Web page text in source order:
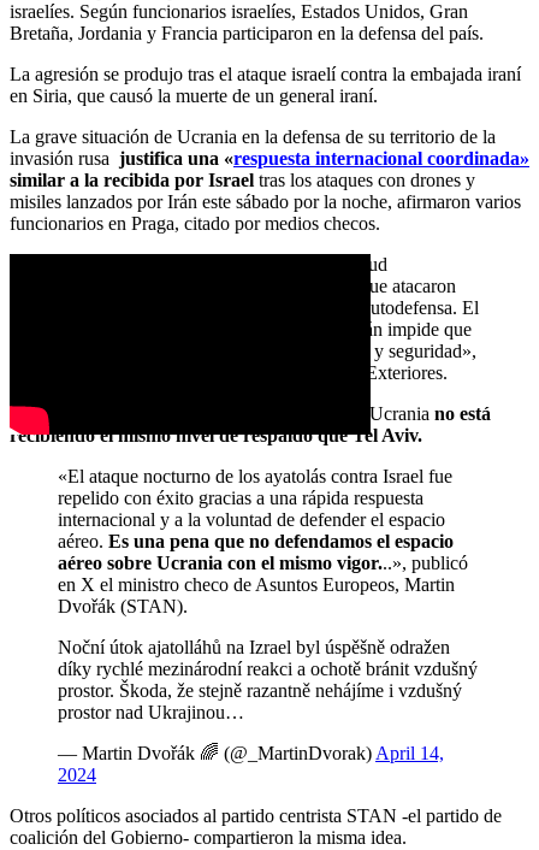
israelíes. Según funcionarios israelíes, Estados Unidos, Gran
Bretaña, Jordania y Francia participaron en la defensa del país.
La agresión se produjo tras el ataque israelí contra la embajada iraní
en Siria, que causó la muerte de un general iraní.
La grave situación de Ucrania en la defensa de su territorio de la
invasión rusa justifica una «respuesta internacional coordinada»
similar a la recibida por Israel tras los ataques con drones y
misiles lanzados por Irán este sábado por la noche, afirmaron varios
funcionarios en Praga, citado por medios checos.
«Chequia condena enérgicamente la actitud
desestabilizadora de Irán y sus aliados, que atacaron
Israel. Reiteramos el derecho israelí a la autodefensa. El
constante comportamiento agresivo de Irán impide que
la región de Oriente Próximo viva en paz y seguridad»,
comentó el Ministerio checo de Asuntos Exteriores.
Sin embargo, varios políticos checos creen que Ucrania no está
recibiendo el mismo nivel de respaldo que Tel Aviv.
«El ataque nocturno de los ayatolás contra Israel fue
repelido con éxito gracias a una rápida respuesta
internacional y a la voluntad de defender el espacio
aéreo. Es una pena que no defendamos el espacio
aéreo sobre Ucrania con el mismo vigor...», publicó
en X el ministro checo de Asuntos Europeos, Martin
Dvořák (STAN).
Noční útok ajatolláhů na Izrael byl úspěšně odražen
díky rychlé mezinárodní reakci a ochotě bránit vzdušný
prostor. Škoda, že stejně razantně nehájíme i vzdušný
prostor nad Ukrajinou…
— Martin Dvořák 🌈 (@_MartinDvorak) April 14,
2024
Otros políticos asociados al partido centrista STAN -el partido de
coalición del Gobierno- compartieron la misma idea.